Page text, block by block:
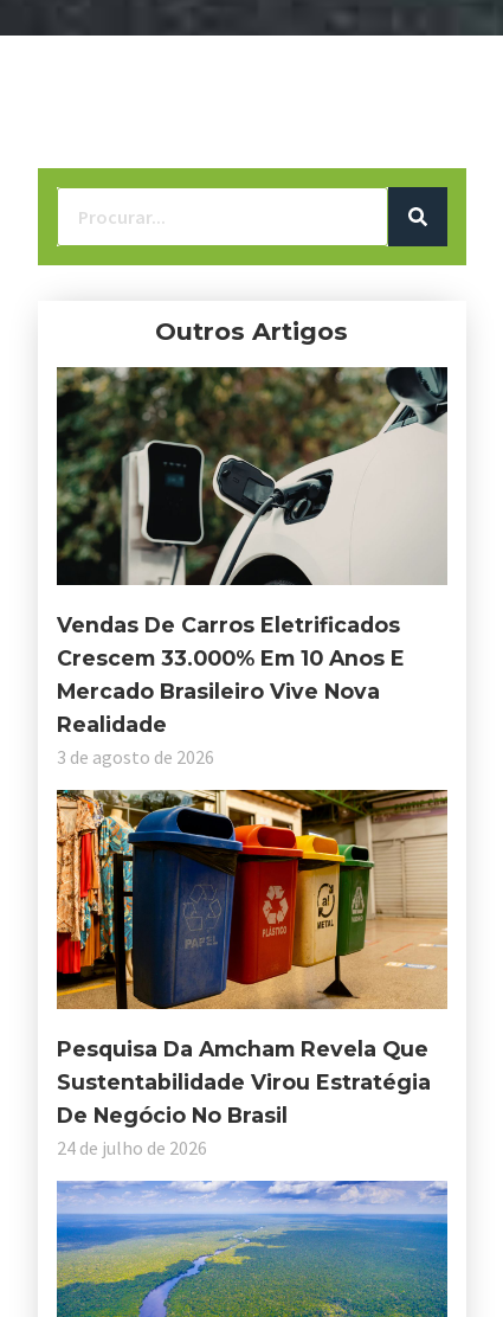
Outros Artigos
Vendas De Carros Eletrificados
Crescem 33.000% Em 10 Anos E
Mercado Brasileiro Vive Nova
Realidade
3 de agosto de 2026
Pesquisa Da Amcham Revela Que
Sustentabilidade Virou Estratégia
De Negócio No Brasil
24 de julho de 2026